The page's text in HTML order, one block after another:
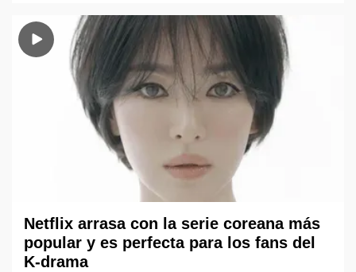
Netflix arrasa con la serie coreana más
popular y es perfecta para los fans del
K-drama